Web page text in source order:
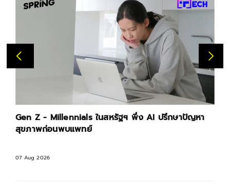
Gen Z - Millennials ในสหรัฐฯ พึ่ง AI ปรึกษาปัญหา
สุขภาพก่อนพบแพทย์
07 Aug 2026